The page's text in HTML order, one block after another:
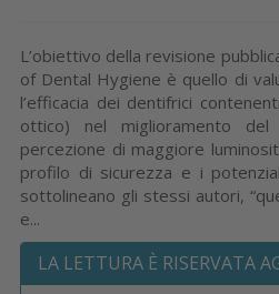
L’obiettivo della revisione
of Dental Hygiene è quello di
l’efficacia dei dentifrici
ottico) nel miglioramento
percezione di maggiore
profilo di sicurezza e i
sottolineano gli stessi autori,
e...
LA LETTURA È RISERVATA